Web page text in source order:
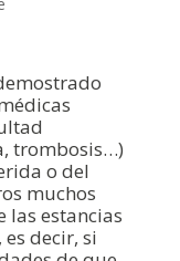
trombosis…)
o del
muchos
las estancias
decir, si